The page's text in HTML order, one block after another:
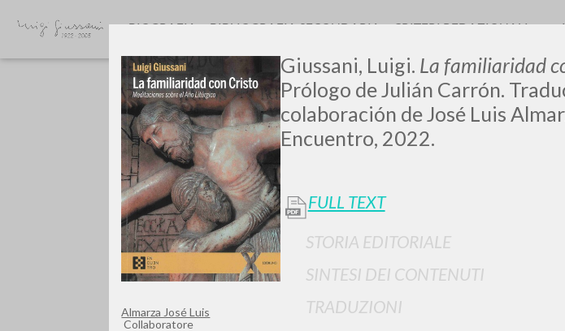
Almarza José Luis
Collaboratore
Giussani, Luigi. La familiaridad
Prólogo de Julián Carrón.
colaboración de José Luis
Encuentro, 2022.
FULL TEXT
STORIA EDITORIALE
SINTESI DEI CONTENUTI
TRADUZIONI
LUIGI
GIUSSANI
scritti
BIOGRAFIA BIBLIOGRAFIA SECONDARIA CRITERI REDAZIONALI